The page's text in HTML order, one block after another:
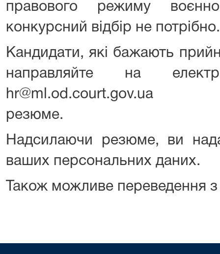
правового режиму
конкурсний відбір не потрібно.
Кандидати, які бажають
направляйте на
hr@ml.od.court.gov.ua
резюме.
Надсилаючи резюме, ви
ваших персональних даних.
Також можливе переведення з